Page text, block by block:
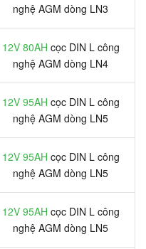
nghệ AGM dòng LN3
12V 80AH cọc DIN L công
nghệ AGM dòng LN4
12V 95AH cọc DIN L công
nghệ AGM dòng LN5
12V 95AH cọc DIN L công
nghệ AGM dòng LN5
12V 95AH cọc DIN L công
nghệ AGM dòng LN5